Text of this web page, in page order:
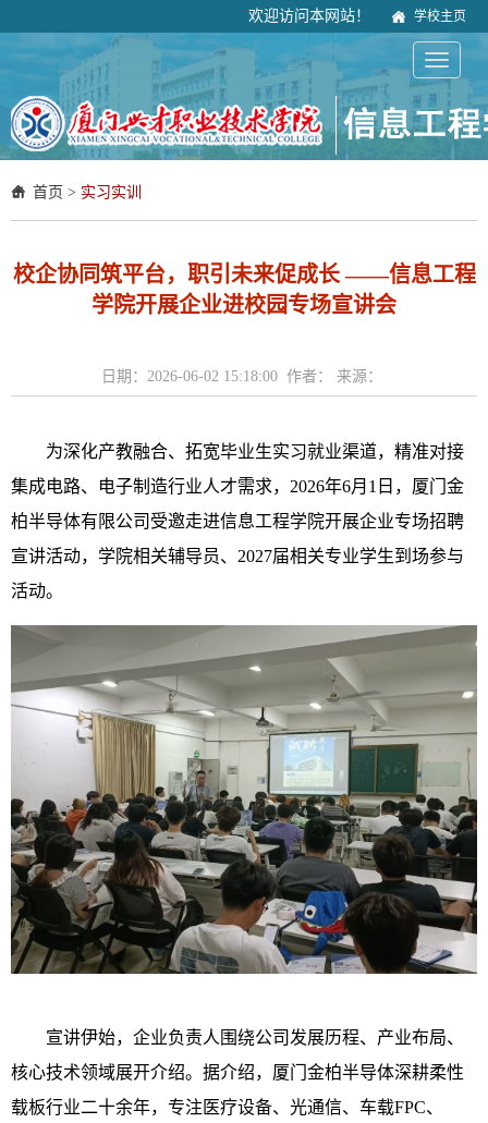
欢迎访问本网站！ 学校主页
首页 > 实习实训
校企协同筑平台，职引未来促成长 ——信息工程
学院开展企业进校园专场宣讲会
日期：2026-06-02 15:18:00 作者： 来源：
为深化产教融合、拓宽毕业生实习就业渠道，精准对接
集成电路、电子制造行业人才需求，2026年6月1日，厦门金
柏半导体有限公司受邀走进信息工程学院开展企业专场招聘
宣讲活动，学院相关辅导员、2027届相关专业学生到场参与
活动。
宣讲伊始，企业负责人围绕公司发展历程、产业布局、
核心技术领域展开介绍。据介绍，厦门金柏半导体深耕柔性
载板行业二十余年，专注医疗设备、光通信、车载FPC、